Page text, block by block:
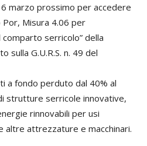
marzo prossimo per accedere
Misura 4.06 per
serricolo” della
sulla G.U.R.S. n. 49 del
a fondo perduto dal 40% al
strutture serricole innovative,
rinnovabili per usi
altre attrezzature e macchinari.